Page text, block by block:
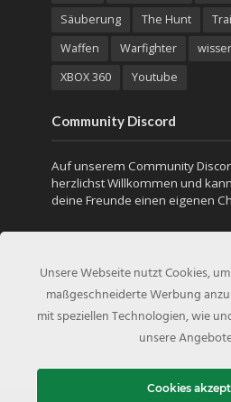
Säuberung
The Hunt
Waffen
Warfighter
XBOX 360
Youtube
Community Discord
Auf unserem Community
herzlichst Willkommen und
deine Freunde einen eigenen
Unsere Webseite nutzt Cookies,
maßgeschneiderte Werbung
mit speziellen Technologien, wie
unsere
Cookies